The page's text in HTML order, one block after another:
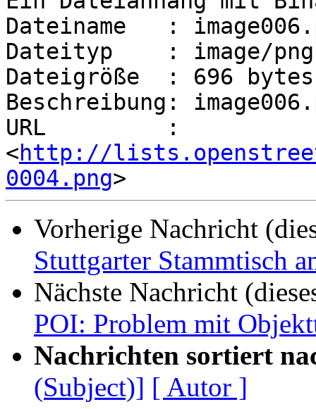
Dateiname   :
Dateityp    : image/png
Dateigröße  : 696 bytes
Beschreibung:
URL         :
<http://
0004.png
Vorherige Nachricht
Stuttgarter Stammtisch
Nächste Nachricht
POI: Problem mit
Nachrichten sortiert
(Subject)] [ Autor ]